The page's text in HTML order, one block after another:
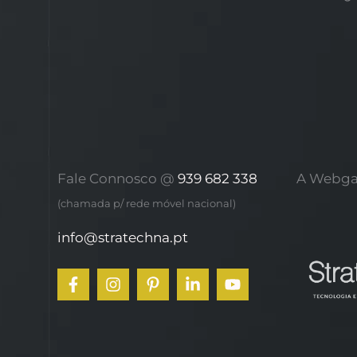
Fale Connosco @ 939 682 338
(chamada p/ rede móvel nacional)
info@stratechna.pt
A